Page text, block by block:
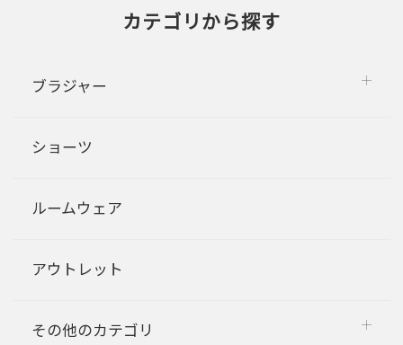
カテゴリから探す
ブラジャー
ショーツ
ルームウェア
アウトレット
その他のカテゴリ